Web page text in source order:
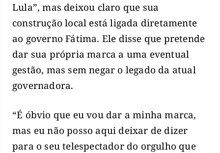
Lula”, mas deixou claro que sua
construção local está ligada diretamente
ao governo Fátima. Ele disse que pretende
dar sua própria marca a uma eventual
gestão, mas sem negar o legado da atual
governadora.
“É óbvio que eu vou dar a minha marca,
mas eu não posso aqui deixar de dizer
para o seu telespectador do orgulho que